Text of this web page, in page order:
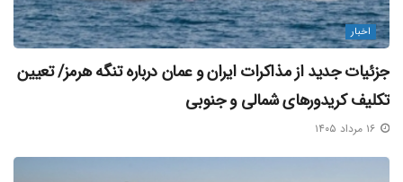
اخبار
جزئیات جدید از مذاکرات ایران و عمان درباره تنگه هرمز/ تعیین
تکلیف کریدورهای شمالی و جنوبی